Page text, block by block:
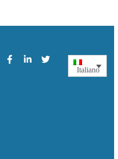
Italiano